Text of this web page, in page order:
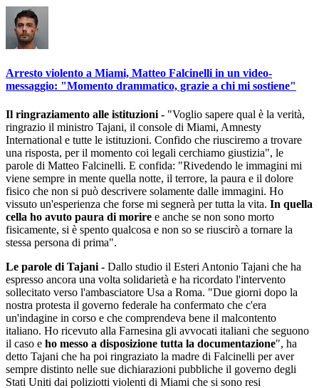
Arresto violento a Miami, Matteo Falcinelli in un video-
messaggio: "Momento drammatico, grazie a chi mi sostiene"
Il ringraziamento alle istituzioni - "Voglio sapere qual è la verità,
ringrazio il ministro Tajani, il console di Miami, Amnesty
International e tutte le istituzioni. Confido che riusciremo a trovare
una risposta, per il momento coi legali cerchiamo giustizia", le
parole di Matteo Falcinelli. E confida: "Rivedendo le immagini mi
viene sempre in mente quella notte, il terrore, la paura e il dolore
fisico che non si può descrivere solamente dalle immagini. Ho
vissuto un'esperienza che forse mi segnerà per tutta la vita. In quella
cella ho avuto paura di morire e anche se non sono morto
fisicamente, si è spento qualcosa e non so se riuscirò a tornare la
stessa persona di prima".
Le parole di Tajani - Dallo studio il Esteri Antonio Tajani che ha
espresso ancora una volta solidarietà e ha ricordato l'intervento
sollecitato verso l'ambasciatore Usa a Roma. "Due giorni dopo la
nostra protesta il governo federale ha confermato che c'era
un'indagine in corso e che comprendeva bene il malcontento
italiano. Ho ricevuto alla Farnesina gli avvocati italiani che seguono
il caso e ho messo a disposizione tutta la documentazione", ha
detto Tajani che ha poi ringraziato la madre di Falcinelli per aver
sempre distinto nelle sue dichiarazioni pubbliche il governo degli
Stati Uniti dai poliziotti violenti di Miami che si sono resi